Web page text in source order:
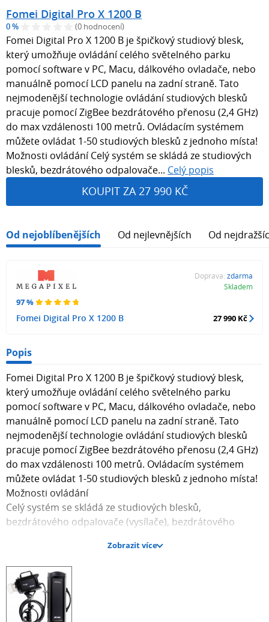
Fomei Digital Pro X 1200 B
0 % (0 hodnocení)
Fomei Digital Pro X 1200 B je špičkový studiový blesk,
který umožňuje ovládání celého světelného parku
pomocí software v PC, Macu, dálkového ovladače, nebo
manuálně pomocí LCD panelu na zadní straně. Tato
nejmodenější technologie ovládání studiových blesků
pracuje pomocí ZigBee bezdrátového přenosu (2,4 GHz)
do max vzdálenosti 100 metrů. Ovládacím systémem
můžete ovládat 1-50 studiových blesků z jednoho místa!
Možnosti ovládání Celý systém se skládá ze studiových
blesků, bezdrátového odpalovače... Celý popis
KOUPIT ZA 27 990 KČ
Od nejoblíbenějších Od nejlevnějších Od
97 %
Fomei Digital Pro X 1200 B
Doprava: zdarma
Skladem
27 990 Kč
Popis
Fomei Digital Pro X 1200 B je špičkový studiový blesk,
který umožňuje ovládání celého světelného parku
pomocí software v PC, Macu, dálkového ovladače, nebo
manuálně pomocí LCD panelu na zadní straně. Tato
nejmodenější technologie ovládání studiových blesků
pracuje pomocí ZigBee bezdrátového přenosu (2,4 GHz)
do max vzdálenosti 100 metrů. Ovládacím systémem
můžete ovládat 1-50 studiových blesků z jednoho místa!
Možnosti ovládání
Celý systém se skládá ze studiových blesků,
bezdrátového odpalovače (vysílače), bezdrátového
USB vysílač + software
dálkový ovladač iPhone
iPad
Zobrazit více